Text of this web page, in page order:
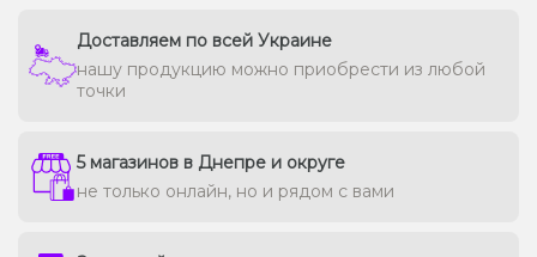
Доставляем по всей Украине
нашу продукцию можно приобрести из любой
точки
5 магазинов в Днепре и округе
не только онлайн, но и рядом с вами